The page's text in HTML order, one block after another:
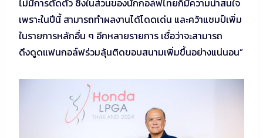
ไม่มีการตัดตัว ซึ่งในส่วนของนักกอล์ฟไทยก็มีความน่าสนใจ
เพราะในปีนี้ สามารถทำผลงานได้โดดเด่น และคว้าแชมป์เพิ่ม
ในรายการหลักอื่น ๆ อีกหลายรายการ เชื่อว่าจะสามารถ
ดึงดูดแฟนกอล์ฟร่วมลุ้นติดขอบสนามเพิ่มขึ้นอย่างแน่นอน”